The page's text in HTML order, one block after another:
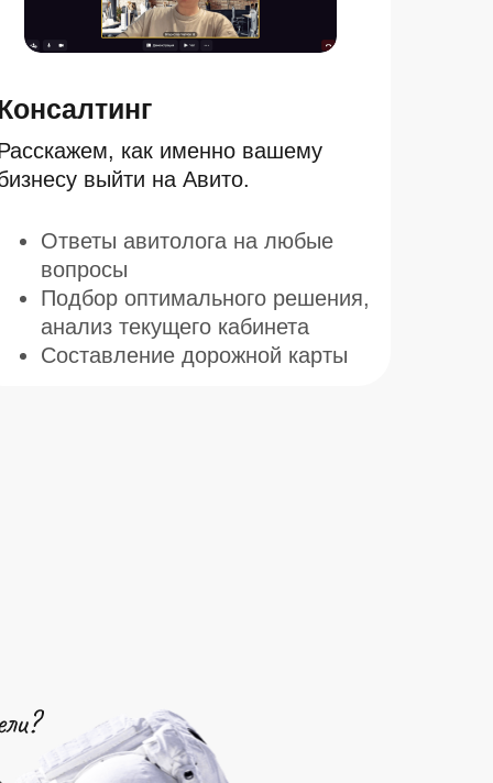
Ответы авитолога на любые
вопросы
Подбор оптимального решения,
анализ текущего кабинета
Составление дорожной карты
как именно вашему
выйти на Авито.